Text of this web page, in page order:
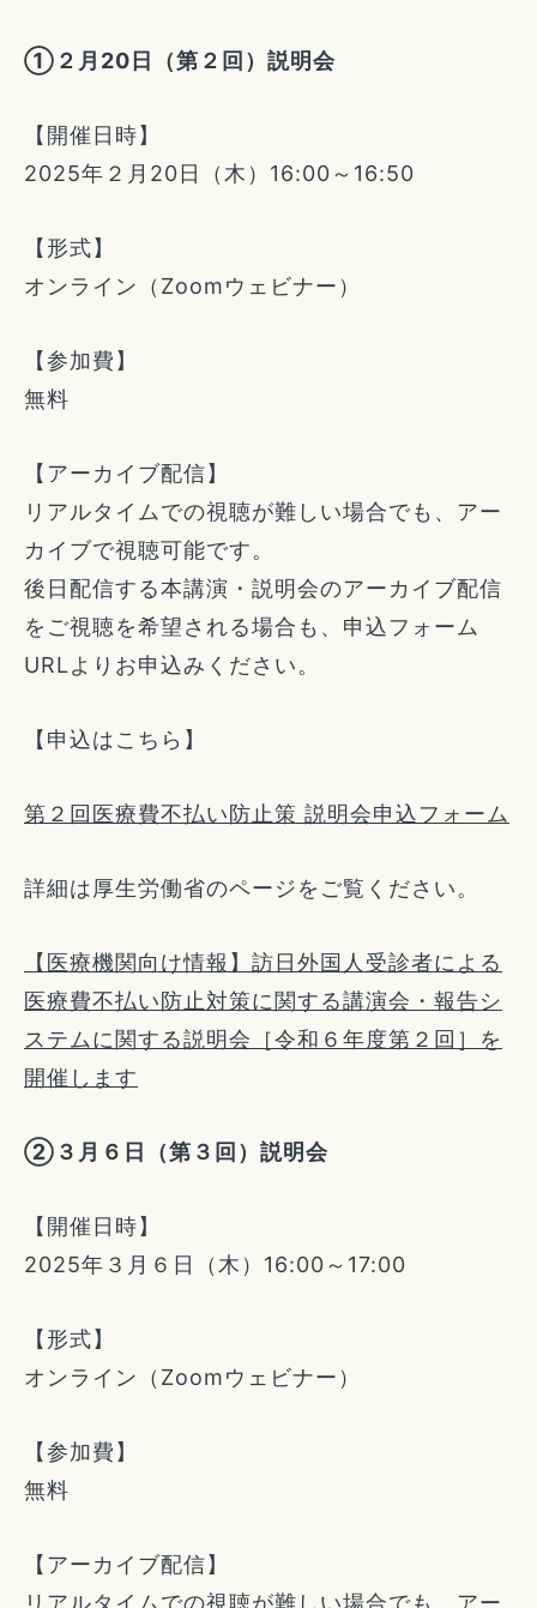
①２月20日（第２回）説明会
【開催日時】
2025年２月20日（木）16:00～16:50
【形式】
オンライン（Zoomウェビナー）
【参加費】
無料
【アーカイブ配信】
リアルタイムでの視聴が難しい場合でも、アー
カイブで視聴可能です。
後日配信する本講演・説明会のアーカイブ配信
をご視聴を希望される場合も、申込フォーム
URLよりお申込みください。
【申込はこちら】
第２回医療費不払い防止策 説明会申込フォーム
詳細は厚生労働省のページをご覧ください。
【医療機関向け情報】訪日外国人受診者による
医療費不払い防止対策に関する講演会・報告シ
ステムに関する説明会［令和６年度第２回］を
開催します
②３月６日（第３回）説明会
【開催日時】
2025年３月６日（木）16:00～17:00
【形式】
オンライン（Zoomウェビナー）
【参加費】
無料
【アーカイブ配信】
リアルタイムでの視聴が難しい場合でも、アー